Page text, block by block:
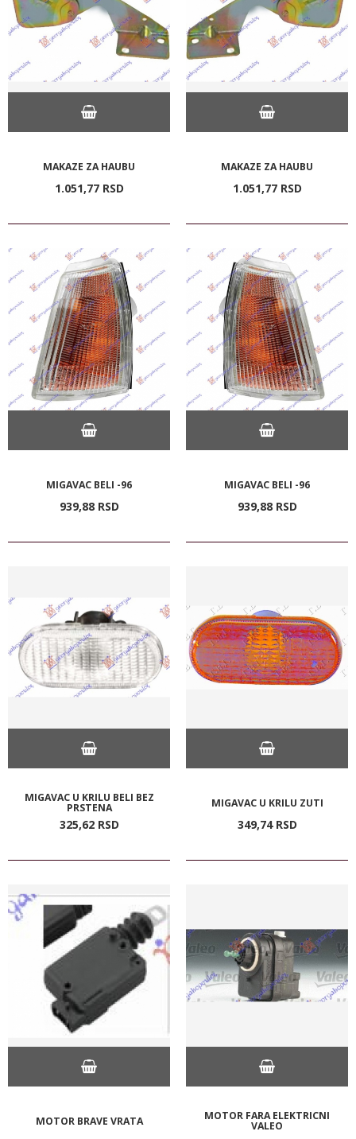
MAKAZE ZA HAUBU
1.051,77 RSD
MAKAZE ZA HAUBU
1.051,77 RSD
MIGAVAC BELI -96
939,88 RSD
MIGAVAC BELI -96
939,88 RSD
MIGAVAC U KRILU BELI BEZ
PRSTENA
325,62 RSD
MIGAVAC U KRILU ZUTI
349,74 RSD
MOTOR BRAVE VRATA MOTOR FARA ELEKTRICNI
VALEO